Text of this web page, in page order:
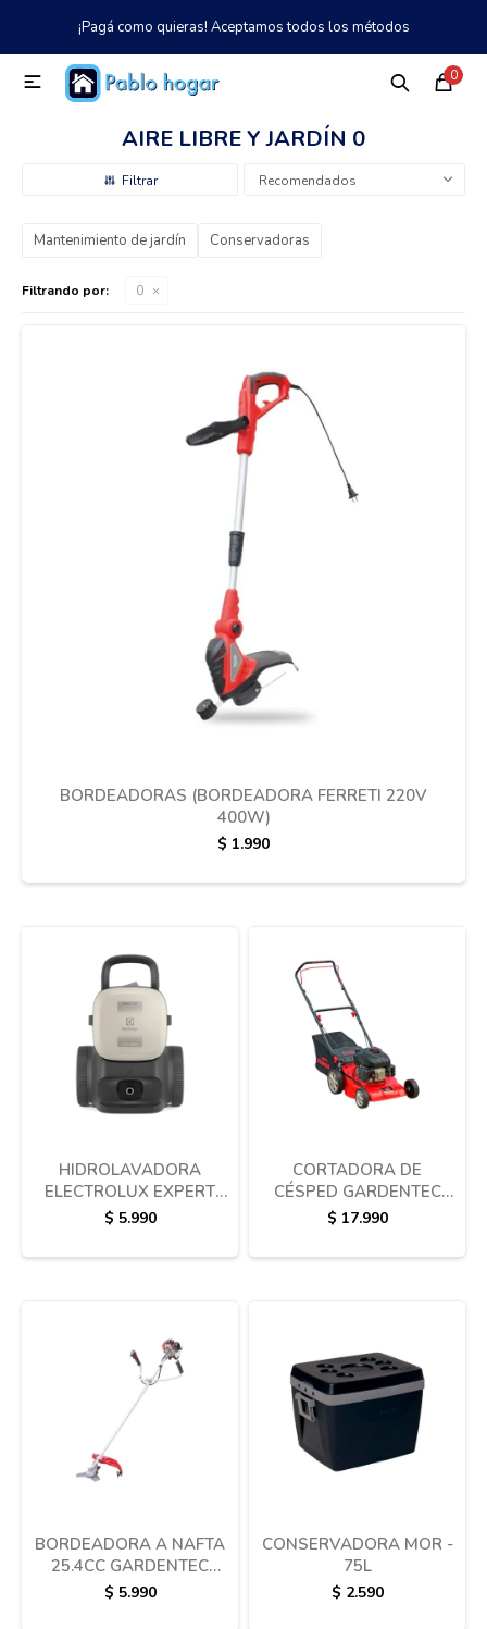
¡Pagá como quieras! Aceptamos todos los métodos
0

AIRE LIBRE Y JARDÍN 0
Recomendados
Mantenimiento de jardín Conservadoras
Filtrando por: 0
BORDEADORAS (BORDEADORA FERRETI 220V
400W)
$ 1.990
HIDROLAVADORA
ELECTROLUX EXPERT
ULTRAWASH UWS2250
$ 5.990
CORTADORA DE
CÉSPED GARDENTEC
GTM4001GP NAFTA
$ 17.990
BORDEADORA A NAFTA
25.4CC GARDENTEC
GTB2601R
$ 5.990
CONSERVADORA MOR -
75L
$ 2.590
MI CUENTA
Catálogo Tienda 097 997 042
Climatización
Cuidado personal
Termotanques
Bicicletas y más